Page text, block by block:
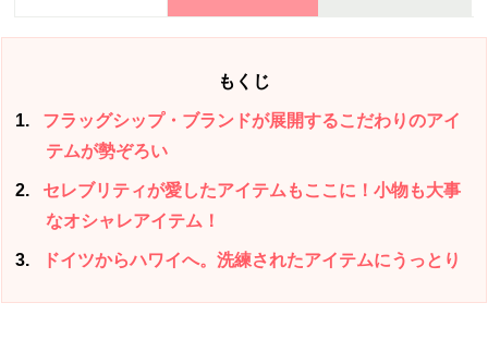
もくじ
1
フラッグシップ・ブランドが展開するこだわりのアイ
テムが勢ぞろい
2
セレブリティが愛したアイテムもここに！小物も大事
なオシャレアイテム！
3 ドイツからハワイへ。洗練されたアイテムにうっとり